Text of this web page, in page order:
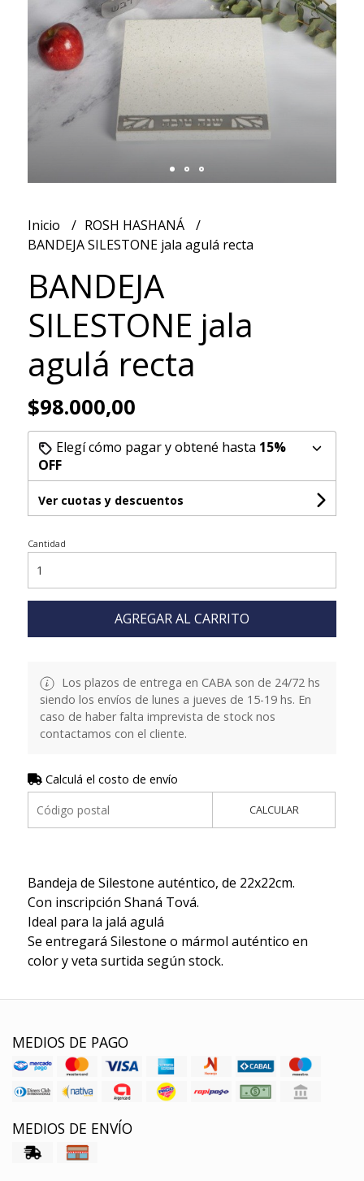
Inicio
ROSH HASHANÁ
BANDEJA SILESTONE jala agulá recta
BANDEJA
SILESTONE jala
agulá recta
$98.000,00
Elegí cómo pagar y obtené hasta 15%
OFF
Ver cuotas y descuentos
Cantidad
AGREGAR AL CARRITO
Los plazos de entrega en CABA son de 24/72 hs
siendo los envíos de lunes a jueves de 15-19 hs. En
caso de haber falta imprevista de stock nos
contactamos con el cliente.
Calculá el costo de envío
CALCULAR
Bandeja de Silestone auténtico, de 22x22cm.
Con inscripción Shaná Tová.
Ideal para la jalá agulá
Se entregará Silestone o mármol auténtico en
color y veta surtida según stock.
MEDIOS DE PAGO
MEDIOS DE ENVÍO